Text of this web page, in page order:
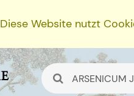
Diese Website nutzt